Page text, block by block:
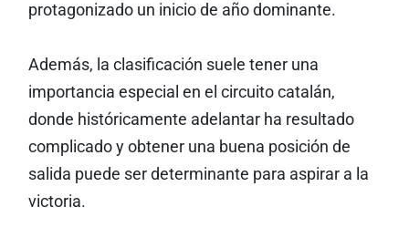
protagonizado un inicio de año dominante.
Además, la clasificación suele tener una
importancia especial en el circuito catalán,
donde históricamente adelantar ha resultado
complicado y obtener una buena posición de
salida puede ser determinante para aspirar a la
victoria.